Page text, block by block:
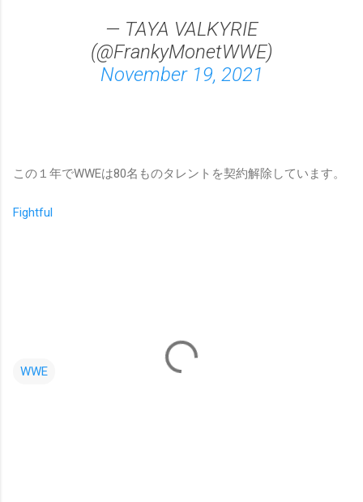
— TAYA VALKYRIE
(@FrankyMonetWWE)
November 19, 2021
この１年でWWEは80名ものタレントを契約解除しています。
Fightful
WWE